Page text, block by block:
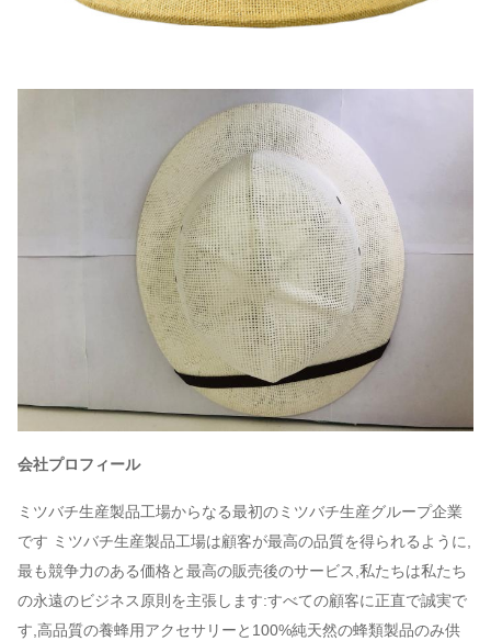
会社プロフィール
ミツバチ生産製品工場からなる最初のミツバチ生産グループ企業
です ミツバチ生産製品工場は顧客が最高の品質を得られるように,
最も競争力のある価格と最高の販売後のサービス,私たちは私たち
の永遠のビジネス原則を主張します:すべての顧客に正直で誠実で
す,高品質の養蜂用アクセサリーと100%純天然の蜂類製品のみ供